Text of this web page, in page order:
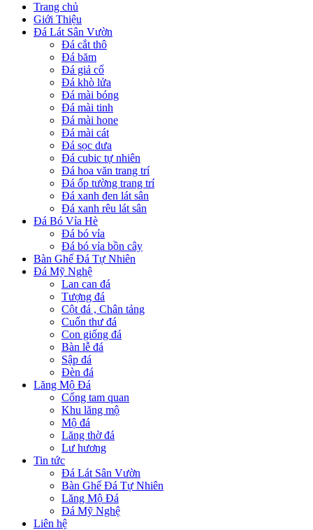
Trang chủ
Giới Thiệu
Đá Lát Sân Vườn
Đá cắt thô
Đá băm
Đá giả cổ
Đá khò lửa
Đá mài bóng
Đá mài tinh
Đá mài hone
Đá mài cát
Đá sọc dưa
Đá cubic tự nhiên
Đá hoa văn trang trí
Đá ốp tường trang trí
Đá xanh đen lát sân
Đá xanh rêu lát sân
Đá Bó Vỉa Hè
Đá bó vỉa
Đá bó vỉa bồn cây
Bàn Ghế Đá Tự Nhiên
Đá Mỹ Nghệ
Lan can đá
Tượng đá
Cột đá , Chân tảng
Cuốn thư đá
Con giống đá
Bàn lễ đá
Sập đá
Đèn đá
Lăng Mộ Đá
Cổng tam quan
Khu lăng mộ
Mộ đá
Lăng thờ đá
Lư hương
Tin tức
Đá Lát Sân Vườn
Bàn Ghế Đá Tự Nhiên
Lăng Mộ Đá
Đá Mỹ Nghệ
Liên hệ